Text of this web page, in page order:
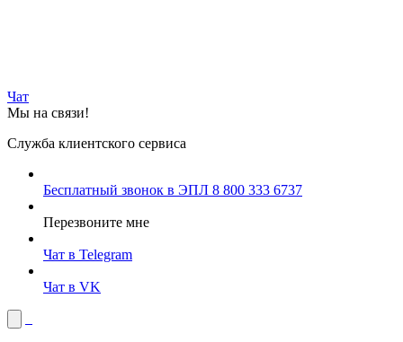
Чат
Мы на связи!
Служба клиентского сервиса
Бесплатный звонок в ЭПЛ 8 800 333 6737
Перезвоните мне
Чат в Telegram
Чат в VK